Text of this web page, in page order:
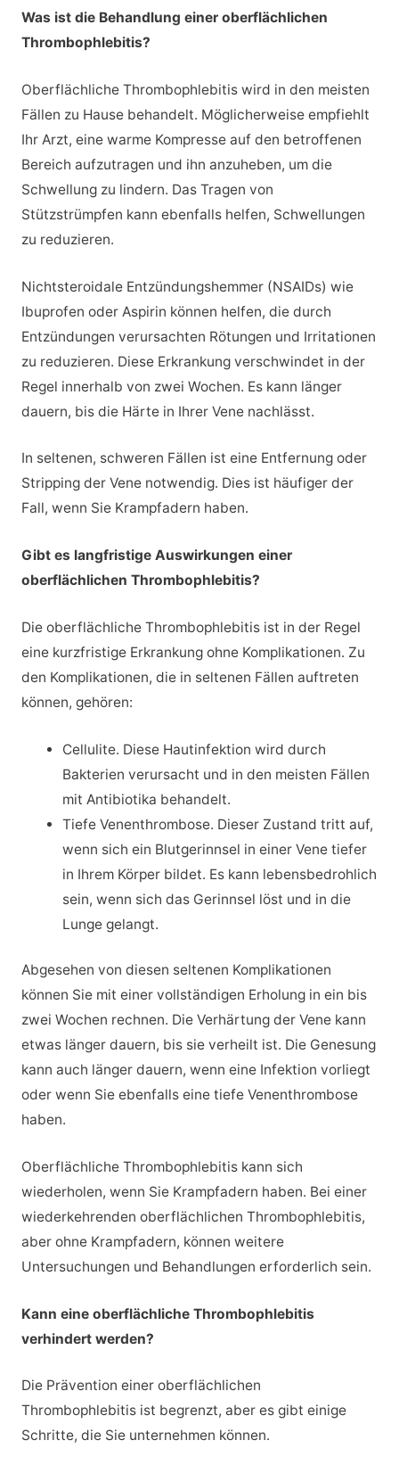
Was ist die Behandlung einer oberflächlichen
Thrombophlebitis?
Oberflächliche Thrombophlebitis wird in den meisten
Fällen zu Hause behandelt. Möglicherweise empfiehlt
Ihr Arzt, eine warme Kompresse auf den betroffenen
Bereich aufzutragen und ihn anzuheben, um die
Schwellung zu lindern. Das Tragen von
Stützstrümpfen kann ebenfalls helfen, Schwellungen
zu reduzieren.
Nichtsteroidale Entzündungshemmer (NSAIDs) wie
Ibuprofen oder Aspirin können helfen, die durch
Entzündungen verursachten Rötungen und Irritationen
zu reduzieren. Diese Erkrankung verschwindet in der
Regel innerhalb von zwei Wochen. Es kann länger
dauern, bis die Härte in Ihrer Vene nachlässt.
In seltenen, schweren Fällen ist eine Entfernung oder
Stripping der Vene notwendig. Dies ist häufiger der
Fall, wenn Sie Krampfadern haben.
Gibt es langfristige Auswirkungen einer
oberflächlichen Thrombophlebitis?
Die oberflächliche Thrombophlebitis ist in der Regel
eine kurzfristige Erkrankung ohne Komplikationen. Zu
den Komplikationen, die in seltenen Fällen auftreten
können, gehören:
Cellulite. Diese Hautinfektion wird durch
Bakterien verursacht und in den meisten Fällen
mit Antibiotika behandelt.
Tiefe Venenthrombose. Dieser Zustand tritt auf,
wenn sich ein Blutgerinnsel in einer Vene tiefer
in Ihrem Körper bildet. Es kann lebensbedrohlich
sein, wenn sich das Gerinnsel löst und in die
Lunge gelangt.
Abgesehen von diesen seltenen Komplikationen
können Sie mit einer vollständigen Erholung in ein bis
zwei Wochen rechnen. Die Verhärtung der Vene kann
etwas länger dauern, bis sie verheilt ist. Die Genesung
kann auch länger dauern, wenn eine Infektion vorliegt
oder wenn Sie ebenfalls eine tiefe Venenthrombose
haben.
Oberflächliche Thrombophlebitis kann sich
wiederholen, wenn Sie Krampfadern haben. Bei einer
wiederkehrenden oberflächlichen Thrombophlebitis,
aber ohne Krampfadern, können weitere
Untersuchungen und Behandlungen erforderlich sein.
Kann eine oberflächliche Thrombophlebitis
verhindert werden?
Die Prävention einer oberflächlichen
Thrombophlebitis ist begrenzt, aber es gibt einige
Schritte, die Sie unternehmen können.